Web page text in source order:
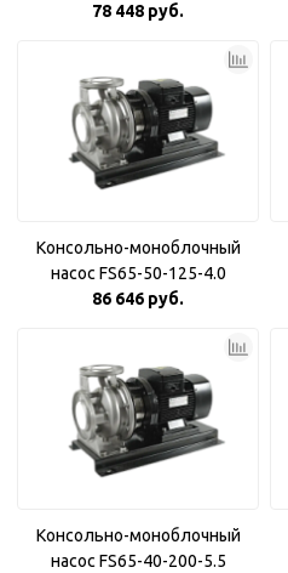
78 448 руб.
Консольно-моноблочный
насос FS65-50-125-4.0
86 646 руб.
Консольно-моноблочный
насос FS65-40-200-5.5